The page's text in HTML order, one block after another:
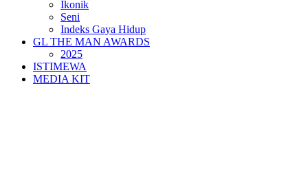
Ikonik
Seni
Indeks Gaya Hidup
GL THE MAN AWARDS
2025
ISTIMEWA
MEDIA KIT